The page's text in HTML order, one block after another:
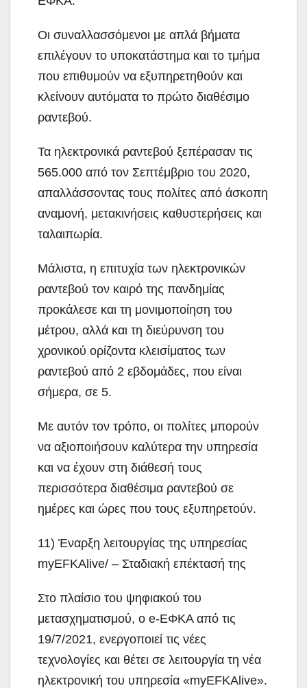
Οι συναλλασσόμενοι με απλά βήματα
επιλέγουν το υποκατάστημα και το τμήμα
που επιθυμούν να εξυπηρετηθούν και
κλείνουν αυτόματα το πρώτο διαθέσιμο
ραντεβού.
Τα ηλεκτρονικά ραντεβού ξεπέρασαν τις
565.000 από τον Σεπτέμβριο του 2020,
απαλλάσσοντας τους πολίτες από άσκοπη
αναμονή, μετακινήσεις καθυστερήσεις και
ταλαιπωρία.
Μάλιστα, η επιτυχία των ηλεκτρονικών
ραντεβού τον καιρό της πανδημίας
προκάλεσε και τη μονιμοποίηση του
μέτρου, αλλά και τη διεύρυνση του
χρονικού ορίζοντα κλεισίματος των
ραντεβού από 2 εβδομάδες, που είναι
σήμερα, σε 5.
Με αυτόν τον τρόπο, οι πολίτες μπορούν
να αξιοποιήσουν καλύτερα την υπηρεσία
και να έχουν στη διάθεσή τους
περισσότερα διαθέσιμα ραντεβού σε
ημέρες και ώρες που τους εξυπηρετούν.
11) Έναρξη λειτουργίας της υπηρεσίας
myEFKAlive/ – Σταδιακή επέκτασή της
Στο πλαίσιο του ψηφιακού του
μετασχηματισμού, ο e-ΕΦΚΑ από τις
19/7/2021, ενεργοποιεί τις νέες
τεχνολογίες και θέτει σε λειτουργία τη νέα
ηλεκτρονική του υπηρεσία «myEFKAlive».